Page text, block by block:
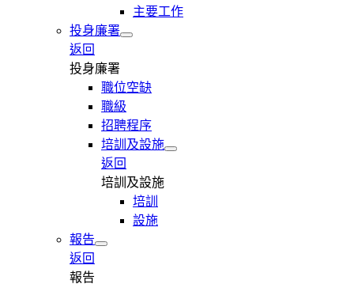
主要工作
投身廉署
返回
投身廉署
職位空缺
職級
招聘程序
培訓及設施
返回
培訓及設施
培訓
設施
報告
返回
報告